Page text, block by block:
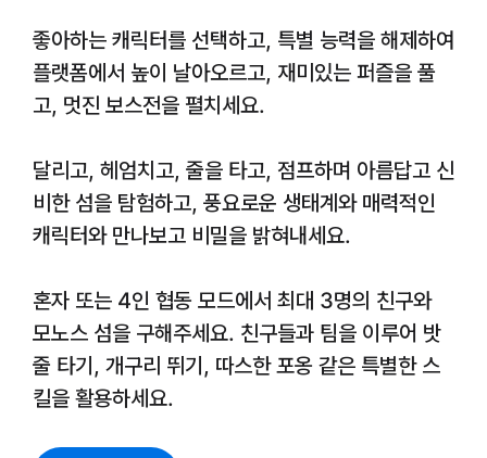
좋아하는 캐릭터를 선택하고, 특별 능력을 해제하여
플랫폼에서 높이 날아오르고, 재미있는 퍼즐을 풀
고, 멋진 보스전을 펼치세요.
달리고, 헤엄치고, 줄을 타고, 점프하며 아름답고 신
비한 섬을 탐험하고, 풍요로운 생태계와 매력적인
캐릭터와 만나보고 비밀을 밝혀내세요.
혼자 또는 4인 협동 모드에서 최대 3명의 친구와
모노스 섬을 구해주세요. 친구들과 팀을 이루어 밧
줄 타기, 개구리 뛰기, 따스한 포옹 같은 특별한 스
킬을 활용하세요.